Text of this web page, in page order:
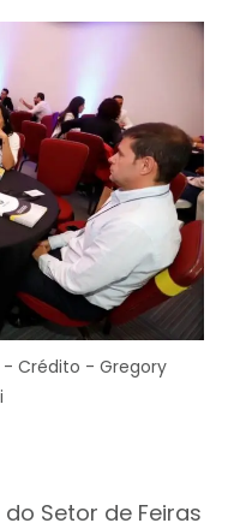
- Crédito - Gregory
Setor de Feiras